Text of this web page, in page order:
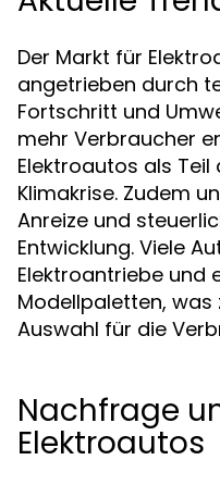
Der Markt für
angetrieben durch
Fortschritt und
mehr Verbraucher
Elektroautos als
Klimakrise. Zudem
Anreize und
Entwicklung. Viele
Elektroantriebe und
Modellpaletten, was
Auswahl für die
Nachfrage
Elektroautos